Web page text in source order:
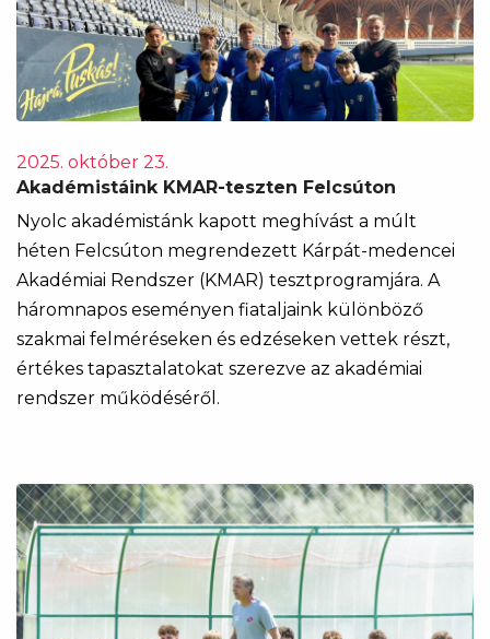
2025. október 23.
Akadémistáink KMAR-teszten Felcsúton
Nyolc akadémistánk kapott meghívást a múlt
héten Felcsúton megrendezett Kárpát-medencei
Akadémiai Rendszer (KMAR) tesztprogramjára. A
háromnapos eseményen fiataljaink különböző
szakmai felméréseken és edzéseken vettek részt,
értékes tapasztalatokat szerezve az akadémiai
rendszer működéséről.